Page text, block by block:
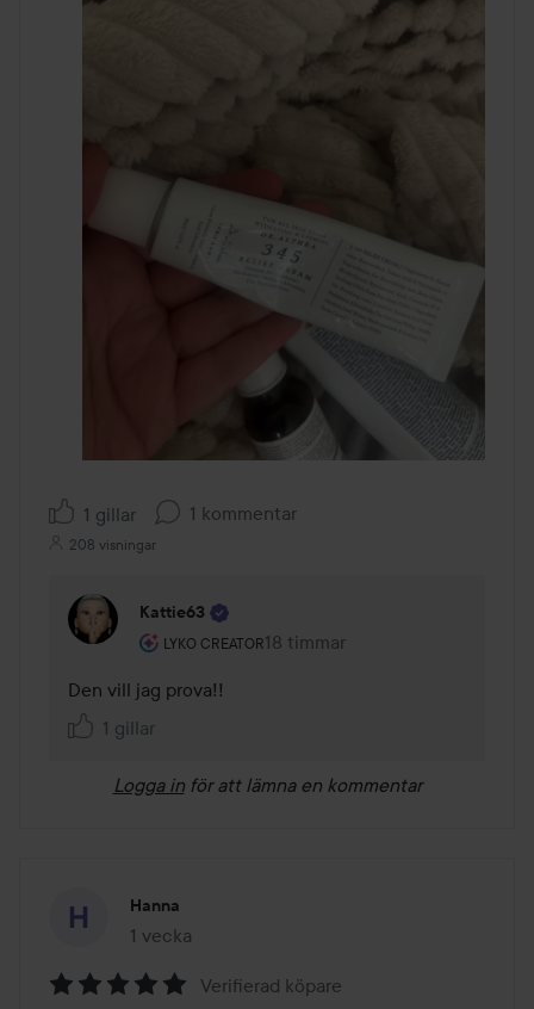
1 gillar 1 kommentar
208 visningar
Kattie63
LYKO CREATOR
Användarens roll: Lyko Creator.
18 timmar
Kommentaren lades 18 timmar
Den vill jag prova!!
1 gillar
Logga in för att lämna en kommentar
Hanna
1 vecka
Inlägget skapades 1 vecka
Verifierad köpare